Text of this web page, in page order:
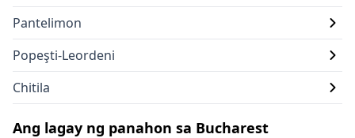
Pantelimon
Popeşti-Leordeni
Chitila
Ang lagay ng panahon sa Bucharest